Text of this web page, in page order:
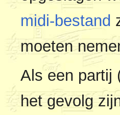
midi-bestand
moeten
Als een partij
het gevolg